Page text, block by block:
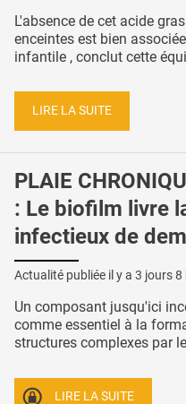
L'absence de cet acide
enceintes est bien
infantile , conclut cette
LIRE LA SUITE
PLAIE
: Le biofilm livre
infectieux de
Actualité publiée il y a 3 jours 8
Un composant jusqu'ici
comme essentiel à la
structures complexes par
LIRE LA SUITE